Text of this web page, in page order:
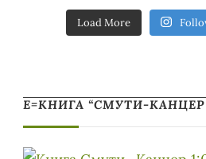
Load More
Е=КНИГА “СМУТИ-КАНЦЕР